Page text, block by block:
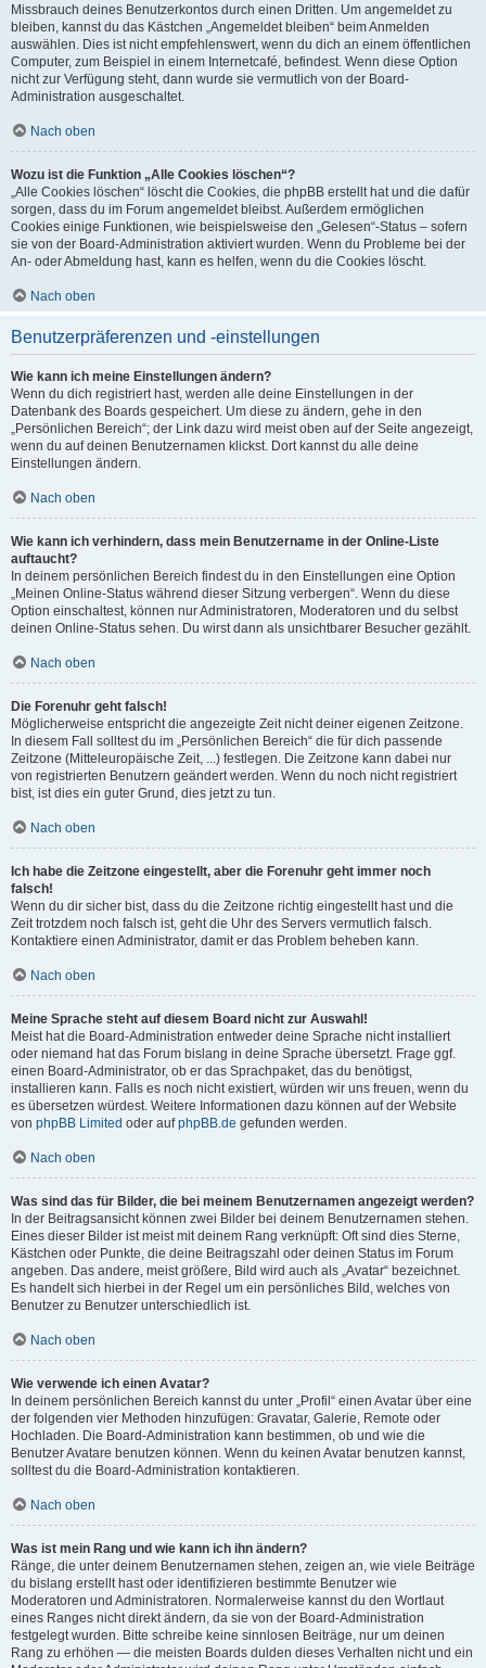
Missbrauch deines Benutzerkontos durch einen Dritten. Um angemeldet zu
bleiben, kannst du das Kästchen „Angemeldet bleiben“ beim Anmelden
auswählen. Dies ist nicht empfehlenswert, wenn du dich an einem öffentlichen
Computer, zum Beispiel in einem Internetcafé, befindest. Wenn diese Option
nicht zur Verfügung steht, dann wurde sie vermutlich von der Board-
Administration ausgeschaltet.
Nach oben
Wozu ist die Funktion „Alle Cookies löschen“?
„Alle Cookies löschen“ löscht die Cookies, die phpBB erstellt hat und die dafür
sorgen, dass du im Forum angemeldet bleibst. Außerdem ermöglichen
Cookies einige Funktionen, wie beispielsweise den „Gelesen“-Status – sofern
sie von der Board-Administration aktiviert wurden. Wenn du Probleme bei der
An- oder Abmeldung hast, kann es helfen, wenn du die Cookies löscht.
Nach oben
Benutzerpräferenzen und -einstellungen
Wie kann ich meine Einstellungen ändern?
Wenn du dich registriert hast, werden alle deine Einstellungen in der
Datenbank des Boards gespeichert. Um diese zu ändern, gehe in den
„Persönlichen Bereich“; der Link dazu wird meist oben auf der Seite angezeigt,
wenn du auf deinen Benutzernamen klickst. Dort kannst du alle deine
Einstellungen ändern.
Nach oben
Wie kann ich verhindern, dass mein Benutzername in der Online-Liste
auftaucht?
In deinem persönlichen Bereich findest du in den Einstellungen eine Option
„Meinen Online-Status während dieser Sitzung verbergen“. Wenn du diese
Option einschaltest, können nur Administratoren, Moderatoren und du selbst
deinen Online-Status sehen. Du wirst dann als unsichtbarer Besucher gezählt.
Nach oben
Die Forenuhr geht falsch!
Möglicherweise entspricht die angezeigte Zeit nicht deiner eigenen Zeitzone.
In diesem Fall solltest du im „Persönlichen Bereich“ die für dich passende
Zeitzone (Mitteleuropäische Zeit, ...) festlegen. Die Zeitzone kann dabei nur
von registrierten Benutzern geändert werden. Wenn du noch nicht registriert
bist, ist dies ein guter Grund, dies jetzt zu tun.
Nach oben
Ich habe die Zeitzone eingestellt, aber die Forenuhr geht immer noch
falsch!
Wenn du dir sicher bist, dass du die Zeitzone richtig eingestellt hast und die
Zeit trotzdem noch falsch ist, geht die Uhr des Servers vermutlich falsch.
Kontaktiere einen Administrator, damit er das Problem beheben kann.
Nach oben
Meine Sprache steht auf diesem Board nicht zur Auswahl!
Meist hat die Board-Administration entweder deine Sprache nicht installiert
oder niemand hat das Forum bislang in deine Sprache übersetzt. Frage ggf.
einen Board-Administrator, ob er das Sprachpaket, das du benötigst,
installieren kann. Falls es noch nicht existiert, würden wir uns freuen, wenn du
es übersetzen würdest. Weitere Informationen dazu können auf der Website
von phpBB Limited oder aufphpBB.de gefunden werden.
Nach oben
Was sind das für Bilder, die bei meinem Benutzernamen angezeigt werden?
In der Beitragsansicht können zwei Bilder bei deinem Benutzernamen stehen.
Eines dieser Bilder ist meist mit deinem Rang verknüpft: Oft sind dies Sterne,
Kästchen oder Punkte, die deine Beitragszahl oder deinen Status im Forum
angeben. Das andere, meist größere, Bild wird auch als „Avatar“ bezeichnet.
Es handelt sich hierbei in der Regel um ein persönliches Bild, welches von
Benutzer zu Benutzer unterschiedlich ist.
Nach oben
Wie verwende ich einen Avatar?
In deinem persönlichen Bereich kannst du unter „Profil“ einen Avatar über eine
der folgenden vier Methoden hinzufügen: Gravatar, Galerie, Remote oder
Hochladen. Die Board-Administration kann bestimmen, ob und wie die
Benutzer Avatare benutzen können. Wenn du keinen Avatar benutzen kannst,
solltest du die Board-Administration kontaktieren.
Nach oben
Was ist mein Rang und wie kann ich ihn ändern?
Ränge, die unter deinem Benutzernamen stehen, zeigen an, wie viele Beiträge
du bislang erstellt hast oder identifizieren bestimmte Benutzer wie
Moderatoren und Administratoren. Normalerweise kannst du den Wortlaut
eines Ranges nicht direkt ändern, da sie von der Board-Administration
festgelegt wurden. Bitte schreibe keine sinnlosen Beiträge, nur um deinen
Rang zu erhöhen — die meisten Boards dulden dieses Verhalten nicht und ein